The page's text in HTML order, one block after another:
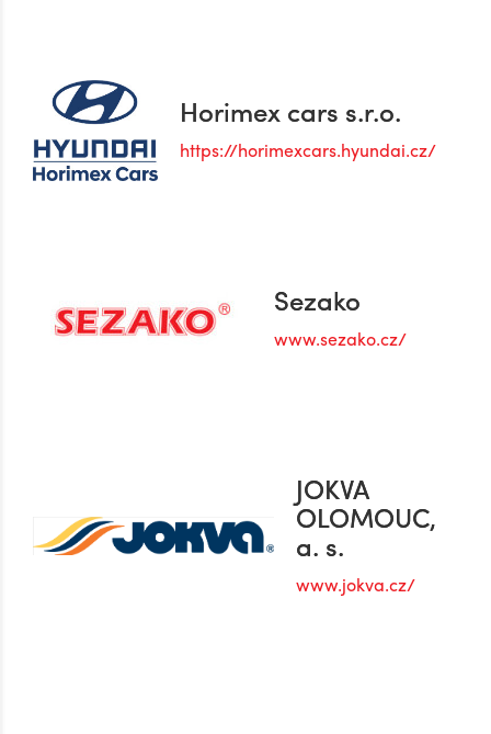
Horimex cars s.r.o.
https://horimexcars.hyundai.cz/
Sezako
www.sezako.cz/
JOKVA
OLOMOUC,
a. s.
www.jokva.cz/